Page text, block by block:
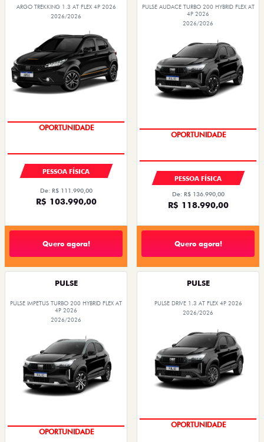
ARGO TREKKING 1.3 AT FLEX 4P 2026
2026/2026
PREÇO IMPERDÍVEL
PESSOA FÍSICA
De: R$ 111.990,00
R$ 103.990,00
Quero agora!
PULSE AUDACE TURBO 200 HYBRID FLEX AT
4P 2026
2026/2026
COM SEU USADO NA TROCA
PESSOA FÍSICA
De: R$ 136.990,00
R$ 118.990,00
Quero agora!
PULSE
PULSE IMPETUS TURBO 200 HYBRID FLEX AT
4P 2026
2026/2026
COM SEU USADO NA TROCA
PULSE
PULSE DRIVE 1.3 AT FLEX 4P 2026
2026/2026
COM USADO NA TROCA